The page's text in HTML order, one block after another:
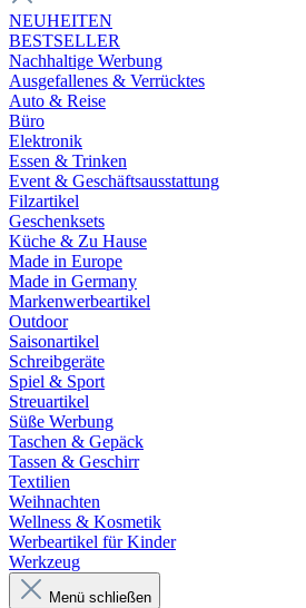
NEUHEITEN
BESTSELLER
Nachhaltige Werbung
Ausgefallenes & Verrücktes
Auto & Reise
Büro
Elektronik
Essen & Trinken
Event & Geschäftsausstattung
Filzartikel
Geschenksets
Küche & Zu Hause
Made in Europe
Made in Germany
Markenwerbeartikel
Outdoor
Saisonartikel
Schreibgeräte
Spiel & Sport
Streuartikel
Süße Werbung
Taschen & Gepäck
Tassen & Geschirr
Textilien
Weihnachten
Wellness & Kosmetik
Werbeartikel für Kinder
Werkzeug
Menü schließen